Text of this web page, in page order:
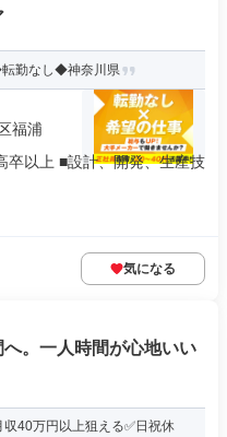
勤なし◆神奈川県
福浦
卒以上 ■設計、開発、生産技
気になる
。一人時間が心地いい
40万円以上狙える✅日祝休